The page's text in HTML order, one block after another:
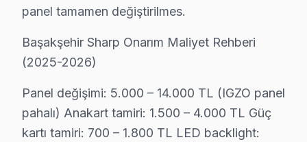
Başakşehir Sharp TV Servisi – Sık Sorulan
Başakşehir'de Sharp akıllı TV onarım işlemi fiyatları
C: Başakşehir'de arıza türüne göre değişir:
S: Fabrika Servis Sharp yetkili servisi midir?
C: Başakşehir'de resmi anlamda marka yetkili servisi
S: Başakşehir'de orijinal mi yoksa yan sanayi parça mı
panel tamamen değiştirilmes.
Başakşehir Sharp Onarım Maliyet Rehberi
(2025-2026)
Panel değişimi: 5.000 – 14.000 TL (IGZO panel
pahalı) Anakart tamiri: 1.500 – 4.000 TL Güç
kartı tamiri: 700 – 1.800 TL LED backlight: